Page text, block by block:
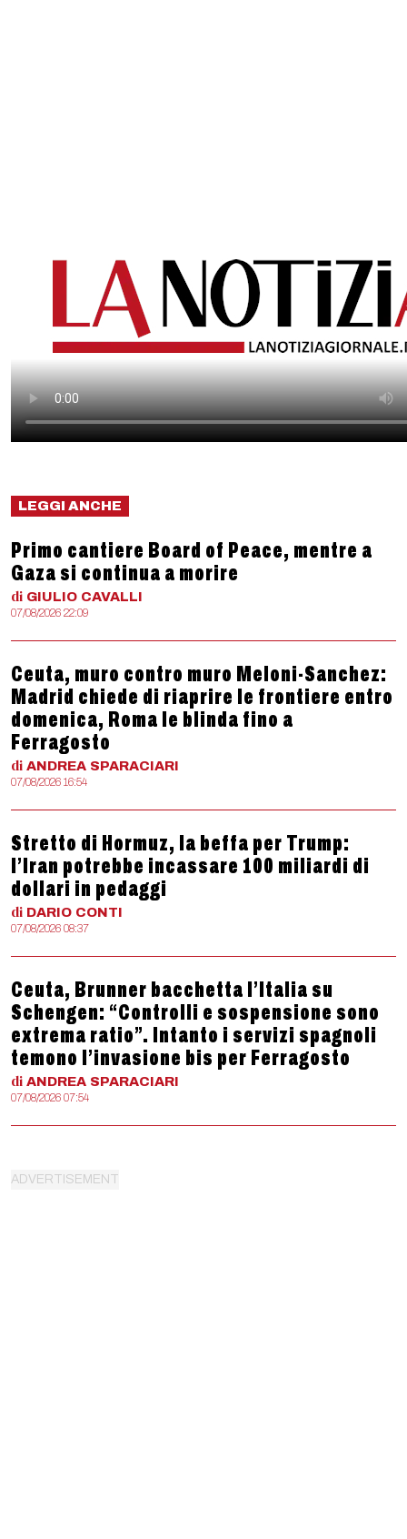
LEGGI ANCHE
Primo cantiere Board of Peace, mentre a
Gaza si continua a morire
di GIULIO CAVALLI
07/08/2026 22:09
Ceuta, muro contro muro Meloni-Sanchez:
Madrid chiede di riaprire le frontiere entro
domenica, Roma le blinda fino a
Ferragosto
di ANDREA SPARACIARI
07/08/2026 16:54
Stretto di Hormuz, la beffa per Trump:
l’Iran potrebbe incassare 100 miliardi di
dollari in pedaggi
di DARIO CONTI
07/08/2026 08:37
Ceuta, Brunner bacchetta l’Italia su
Schengen: “Controlli e sospensione sono
extrema ratio”. Intanto i servizi spagnoli
temono l’invasione bis per Ferragosto
di ANDREA SPARACIARI
07/08/2026 07:54